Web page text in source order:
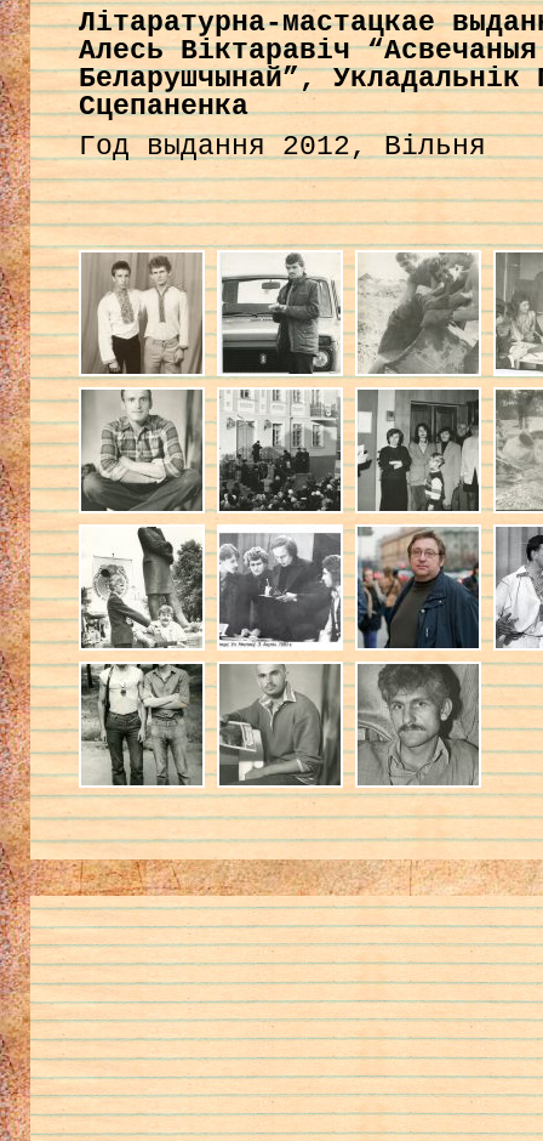
Літаратурна-мастацкае
Алесь Віктаравіч “Асвечаныя
Беларушчынай”, Укладальнік
Сцепаненка
Год выдання 2012, Вільня